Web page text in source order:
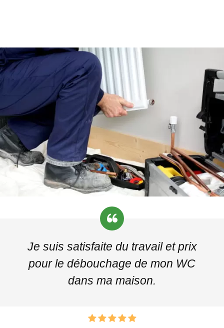
Je suis satisfaite du travail et prix
pour le débouchage de mon WC
dans ma maison.